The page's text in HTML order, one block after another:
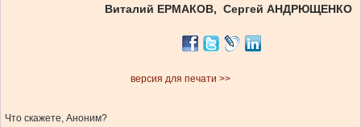
Виталий ЕРМАКОВ, Сергей АНДРЮЩЕНКО
версия для печати >>
Что скажете, Аноним?